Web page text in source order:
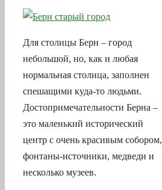
Для столицы Берн – город
небольшой, но, как и любая
нормальная столица, заполнен
спешащими куда-то людьми.
Достопримечательности Берна –
это маленький исторический
центр с очень красивым собором,
фонтаны-источники, медведи и
несколько музеев.